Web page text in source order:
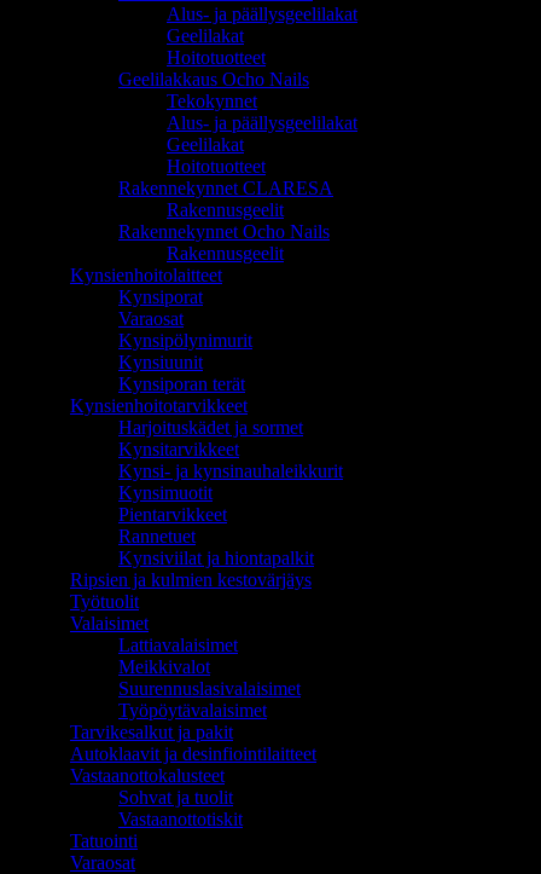
Alus- ja päällysgeelilakat
Geelilakat
Hoitotuotteet
Geelilakkaus Ocho Nails
Tekokynnet
Alus- ja päällysgeelilakat
Geelilakat
Hoitotuotteet
Rakennekynnet CLARESA
Rakennusgeelit
Rakennekynnet Ocho Nails
Rakennusgeelit
Kynsienhoitolaitteet
Kynsiporat
Varaosat
Kynsipölynimurit
Kynsiuunit
Kynsiporan terät
Kynsienhoitotarvikkeet
Harjoituskädet ja sormet
Kynsitarvikkeet
Kynsi- ja kynsinauhaleikkurit
Kynsimuotit
Pientarvikkeet
Rannetuet
Kynsiviilat ja hiontapalkit
Ripsien ja kulmien kestovärjäys
Työtuolit
Valaisimet
Lattiavalaisimet
Meikkivalot
Suurennuslasivalaisimet
Työpöytävalaisimet
Tarvikesalkut ja pakit
Autoklaavit ja desinfiointilaitteet
Vastaanottokalusteet
Sohvat ja tuolit
Vastaanottotiskit
Tatuointi
Varaosat